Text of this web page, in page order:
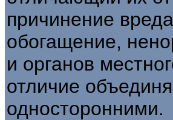
причинение
обогащение,
и органов
отличие
односторонними.